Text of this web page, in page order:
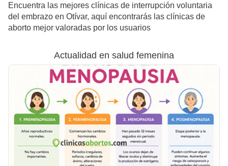
Encuentra las mejores clínicas de interrupción voluntaria
del embrazo en Otívar, aquí encontrarás las clínicas de
aborto mejor valoradas por los usuarios
Actualidad en salud femenina